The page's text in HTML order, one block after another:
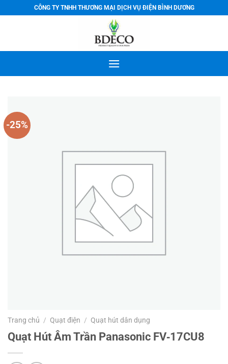
qua
CÔNG TY TNHH THƯƠNG MẠI DỊCH VỤ ĐIỆN BÌNH DƯƠNG
-25%
Trang chủ / Quạt điện / Quạt hút dân dụng
Quạt Hút Âm Trần Panasonic FV‑17CU8